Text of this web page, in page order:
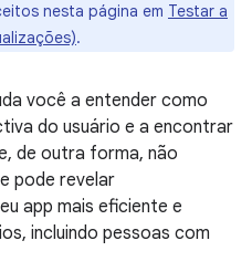
nesta página em Testar a
.
você a entender como
do usuário e a encontrar
de outra forma, não
pode revelar
app mais eficiente e
incluindo pessoas com